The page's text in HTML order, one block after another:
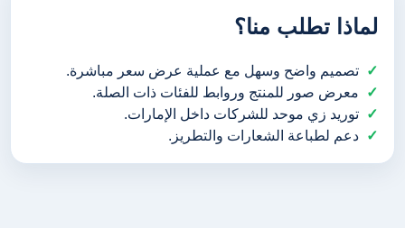
لماذا تطلب منا؟
تصميم واضح وسهل مع عملية عرض سعر مباشرة.
معرض صور للمنتج وروابط للفئات ذات الصلة.
توريد زي موحد للشركات داخل الإمارات.
دعم لطباعة الشعارات والتطريز.